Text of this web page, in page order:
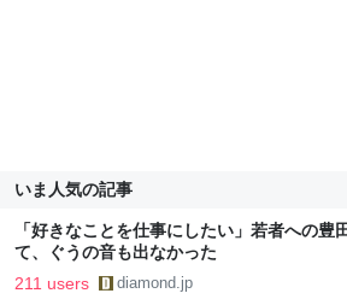
いま人気の記事
「好きなことを仕事にしたい」若者への豊
て、ぐうの音も出なかった
211 users diamond.jp